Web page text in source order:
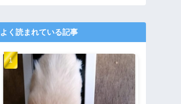
よく読まれている記事